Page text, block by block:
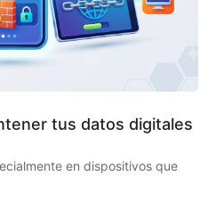
tus datos digitales
en dispositivos que